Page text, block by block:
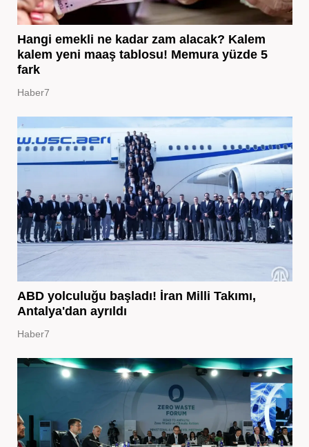
Hangi emekli ne kadar zam alacak? Kalem
kalem yeni maaş tablosu! Memura yüzde 5
fark
Haber7
ABD yolculuğu başladı! İran Milli Takımı,
Antalya'dan ayrıldı
Haber7